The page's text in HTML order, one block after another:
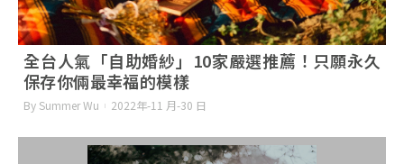
全台人氣「自助婚紗」10家嚴選推薦！只願永久
保存你倆最幸福的模樣
By Summer Wu 2022年-11 月-30 日